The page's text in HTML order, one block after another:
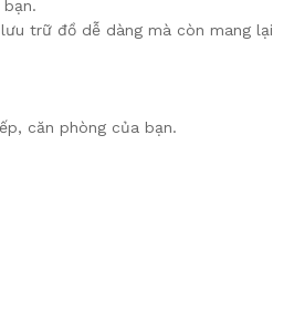
trữ đồ dễ dàng mà còn mang lại
căn phòng của bạn.